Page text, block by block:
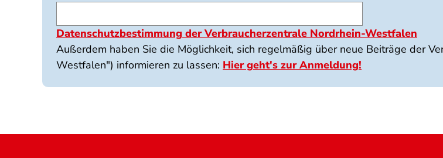
Datenschutzbestimmung der Verbraucherzentrale Nordrhein-Westfalen
Außerdem haben Sie die Möglichkeit, sich regelmäßig über neue Beiträge der
Westfalen") informieren zu lassen: Hier geht's zur Anmeldung!